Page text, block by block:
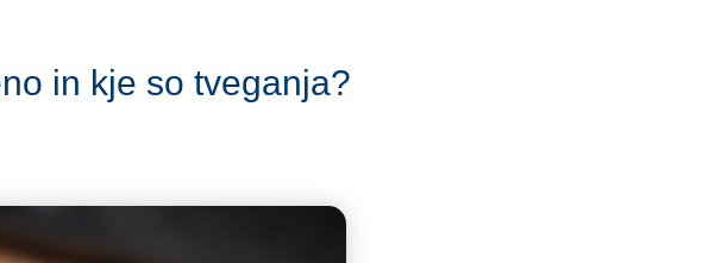
in kje so tveganja?